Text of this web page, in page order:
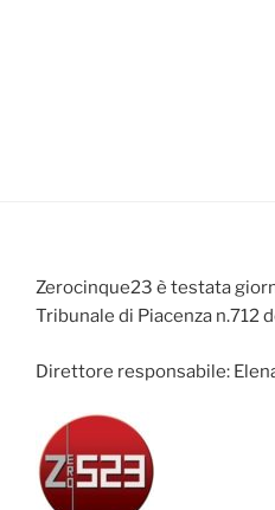
Zerocinque23 è testata
Tribunale di Piacenza n.712
Direttore responsabile: